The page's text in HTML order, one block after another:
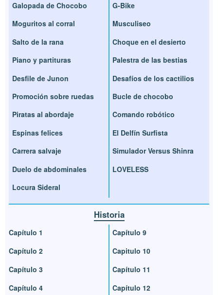
Galopada de Chocobo
Moguritos al corral
Salto de la rana
Piano y partituras
Desfile de Junon
Promoción sobre ruedas
Piratas al abordaje
Espinas felices
Carrera salvaje
Duelo de abdominales
Locura Sideral
G-Bike
Musculiseo
Choque en el desierto
Palestra de las bestias
Desafíos de los cactilios
Bucle de chocobo
Comando robótico
El Delfín Surfista
Simulador Versus Shinra
LOVELESS
Historia
Capítulo 1
Capítulo 2
Capítulo 3
Capítulo 4
Capítulo 9
Capitulo 10
Capítulo 11
Capítulo 12